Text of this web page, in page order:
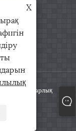
- Барлық
X